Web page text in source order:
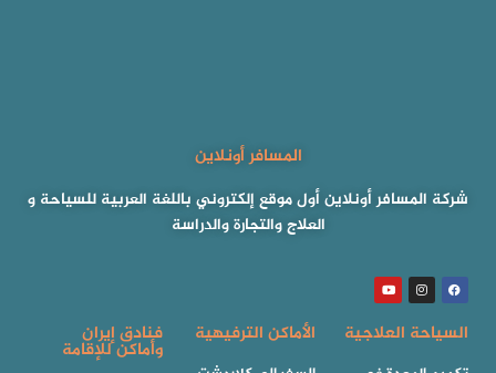
المسافر أونلاين
شركة المسافر أونلاين أول موقع إلكتروني باللغة العربية للسياحة و
العلاج والتجارة والدراسة
السياحة العلاجية الأماكن الترفيهية فنادق إيران
وأماكن للإقامة